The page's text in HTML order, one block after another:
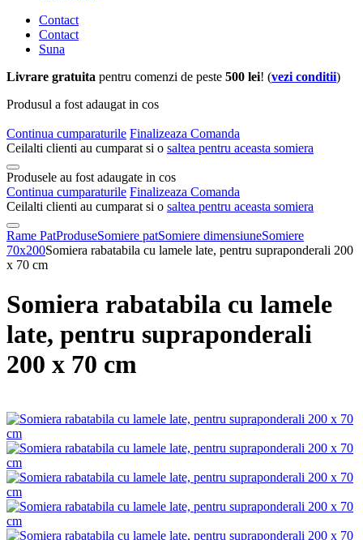
Contact
Contact
Suna
Livrare gratuita pentru comenzi de peste 500 lei! (vezi conditii)
Produsul a fost adaugat in cos
Continua cumparaturile Finalizeaza Comanda
Ceilalti clienti au cumparat si o saltea pentru aceasta somiera
Produsele au fost adaugate in cos
Continua cumparaturile Finalizeaza Comanda
Ceilalti clienti au cumparat si o saltea pentru aceasta somiera
Rame PatProduseSomiere patSomiere dimensiuneSomiere
70x200Somiera rabatabila cu lamele late, pentru supraponderali 200
x 70 cm
Somiera rabatabila cu lamele
late, pentru supraponderali
200 x 70 cm